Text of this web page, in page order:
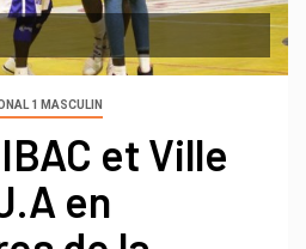
1 MASCULIN
et Ville
en